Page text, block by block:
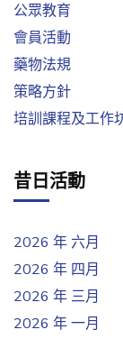
公眾教育
會員活動
藥物法規
策略方針
培訓課程及工作
昔日活動
2026 年 六月
2026 年 四月
2026 年 三月
2026 年 一月